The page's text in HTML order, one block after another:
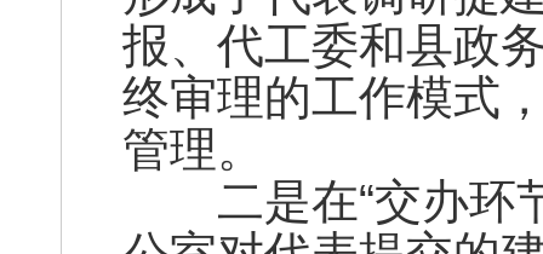
报、代工委和县政
终审理的工作模式
管理。
二是在“交办环节